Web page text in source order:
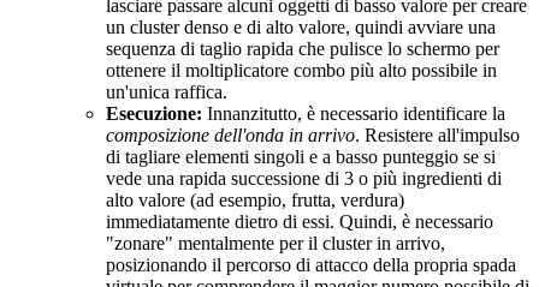
lasciare passare alcuni oggetti di basso valore per creare
un cluster denso e di alto valore, quindi avviare una
sequenza di taglio rapida che pulisce lo schermo per
ottenere il moltiplicatore combo più alto possibile in
un'unica raffica.
Esecuzione: Innanzitutto, è necessario identificare la
composizione dell'onda in arrivo. Resistere all'impulso
di tagliare elementi singoli e a basso punteggio se si
vede una rapida successione di 3 o più ingredienti di
alto valore (ad esempio, frutta, verdura)
immediatamente dietro di essi. Quindi, è necessario
"zonare" mentalmente per il cluster in arrivo,
posizionando il percorso di attacco della propria spada